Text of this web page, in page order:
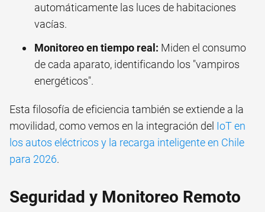
automáticamente las luces de habitaciones
vacías.
Monitoreo en tiempo real: Miden el consumo
de cada aparato, identificando los "vampiros
energéticos".
Esta filosofía de eficiencia también se extiende a la
movilidad, como vemos en la integración del IoT en
los autos eléctricos y la recarga inteligente en Chile
para 2026.
Seguridad y Monitoreo Remoto